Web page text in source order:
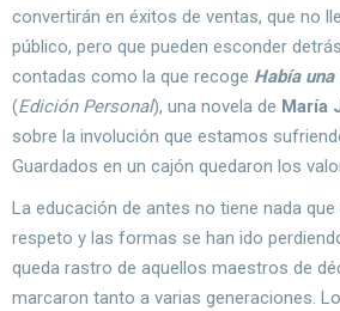
convertirán en éxitos de ventas, que no
público, pero que pueden esconder
contadas como la que recoge Había
(Edición Personal), una novela de María
sobre la involución que estamos
Guardados en un cajón quedaron los
La educación de antes no tiene nada que
respeto y las formas se han ido
queda rastro de aquellos maestros de
marcaron tanto a varias generaciones.